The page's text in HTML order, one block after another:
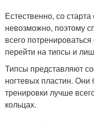
Естественно, со
невозможно, поэтому
всего
перейти на типсы и
Типсы представляют
ногтевых пластин.
тренировки лучше
кольцах.